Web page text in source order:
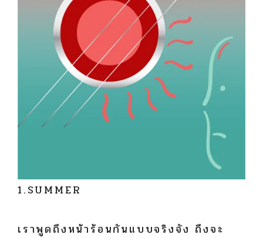
1.SUMMER
เราพูดถึงหน้าร้อนกันแบบจริงจัง ถึงจะ